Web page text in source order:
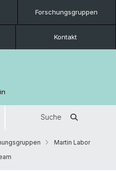
Forschungsgruppen
Kontakt
Suche
Martin Labor